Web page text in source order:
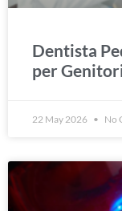
Dentista
per
22 May 2026 No